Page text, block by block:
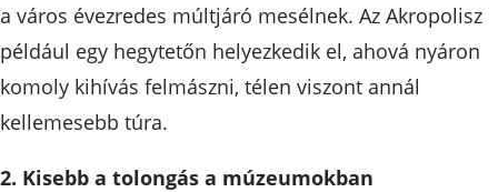
a város évezredes múltjáró mesélnek. Az Akropolisz
például egy hegytetőn helyezkedik el, ahová nyáron
komoly kihívás felmászni, télen viszont annál
kellemesebb túra.
2. Kisebb a tolongás a múzeumokban